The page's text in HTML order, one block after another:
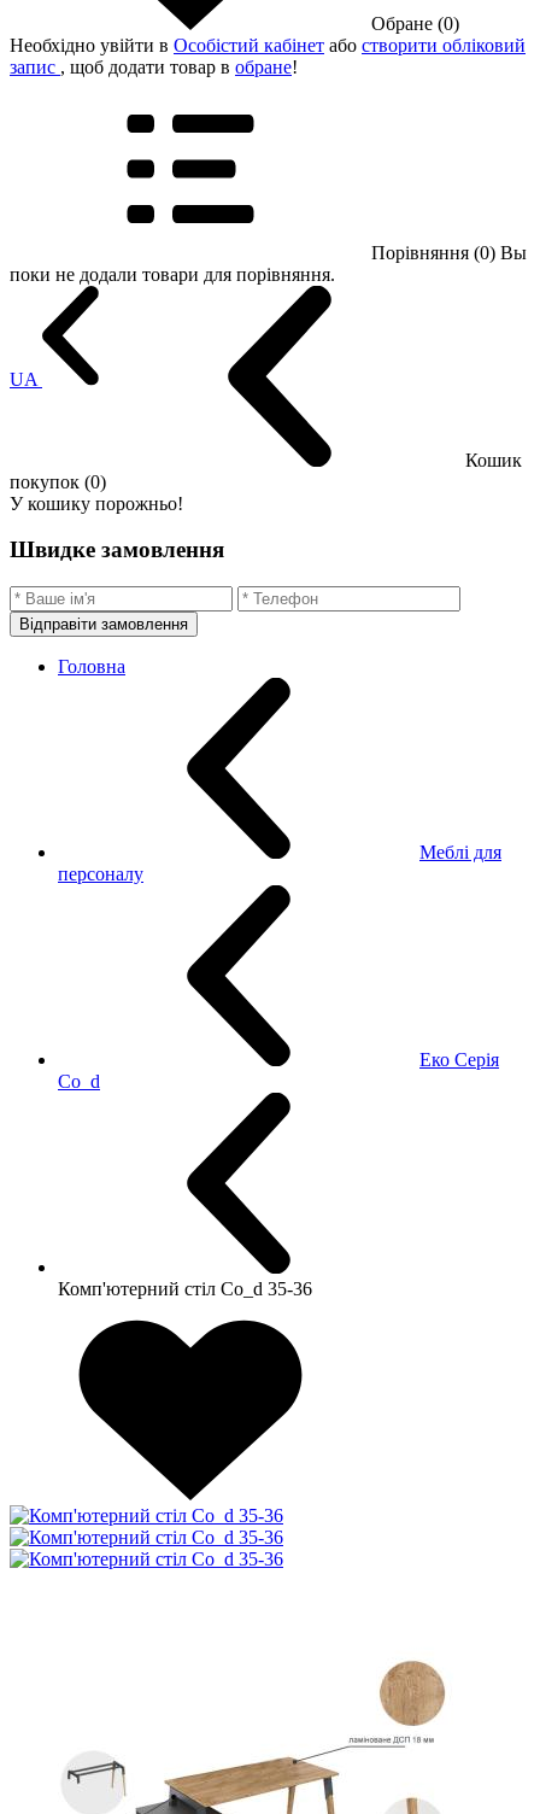
Обране (0)
Необхідно увійти в Особістий кабінет або створити обліковий
запис , щоб додати товар в обране!
Порівняння (0) Вы
поки не додали товари для порівняння.
UA
Кошик
покупок (0)
У кошику порожньо!
Швидке замовлення
Відправіти замовлення
Головна
Меблі для
персоналу
Еко Серія
Co_d
Комп'ютерний стіл Co_d 35-36